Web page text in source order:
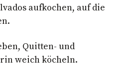
aufkochen, auf die
Quitten- und
weich köcheln.